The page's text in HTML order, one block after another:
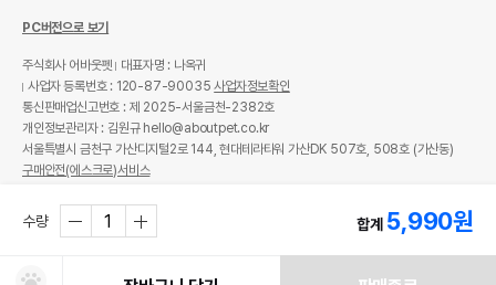
수량 합계 5,990원
PC버전으로 보기
주식회사 어바웃펫
대표자명 : 나옥귀
사업자 등록번호 : 120-87-90035사업자정보확인
통신판매업신고번호 : 제 2025-서울금천-2382호
개인정보관리자 : 김원규 hello@aboutpet.co.kr
서울특별시 금천구 가산디지털2로 144, 현대테라타워 가산DK 507호, 508호 (가산동)
구매안전(에스크로)서비스